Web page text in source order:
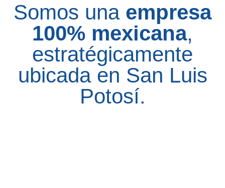
Somos una empresa
100% mexicana,
estratégicamente
ubicada en San Luis
Potosí.